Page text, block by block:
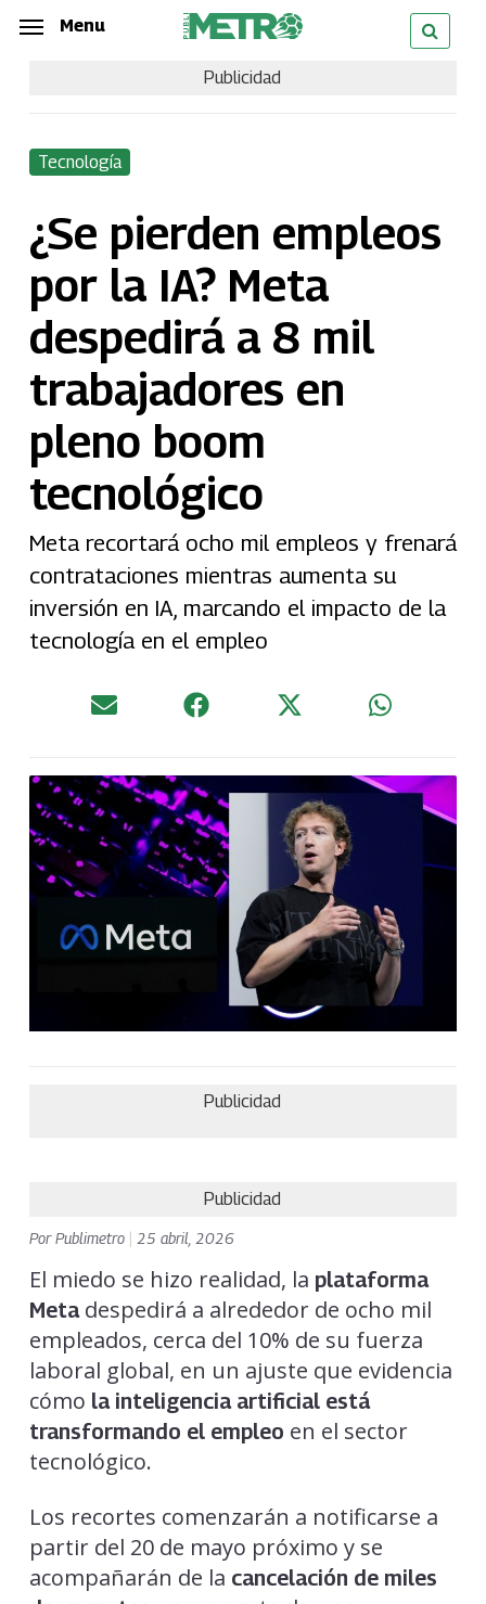
Skip
content
Menu
Publicidad
Tecnología
¿Se pierden empleos
por la IA? Meta
despedirá a 8 mil
trabajadores en
pleno boom
tecnológico
Meta recortará ocho mil empleos y frenará
contrataciones mientras aumenta su
inversión en IA, marcando el impacto de la
tecnología en el empleo
Publicidad
Publicidad
PorPublimetro 25 abril, 2026
El miedo se hizo realidad, la plataforma
Metadespedirá a alrededor de ocho mil
empleados, cerca del 10% de su fuerza
laboral global, en un ajuste que evidencia
cómo la inteligencia artificial está
transformando el empleo en el sector
tecnológico.
Los recortes comenzarán a notificarse a
partir del 20 de mayo próximo y se
acompañarán de la cancelación de miles
Menu